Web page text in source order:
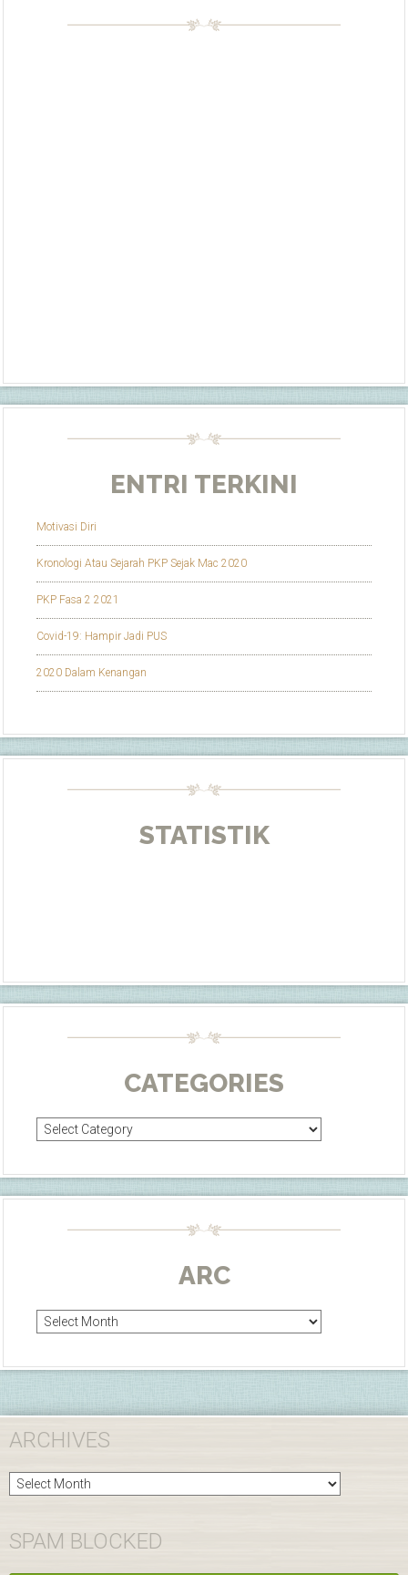
ENTRI TERKINI
Motivasi Diri
Kronologi Atau Sejarah PKP Sejak Mac 2020
PKP Fasa 2 2021
Covid-19: Hampir Jadi PUS
2020 Dalam Kenangan
STATISTIK
CATEGORIES
Categories
ARC
Arc
ARCHIVES
Archives
SPAM BLOCKED